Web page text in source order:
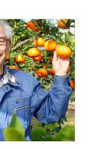
米で玄米食を実
いう肉体労働を
身体も健康にな
入して頂いた人
えるというの
だと思います。